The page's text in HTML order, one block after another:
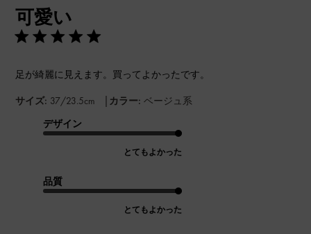
可愛い
足が綺麗に見えます。買ってよかったです。
サイズ: 37/23.5cm | カラー: ベージュ系
デザイン
とてもよかった
品質
とてもよかった